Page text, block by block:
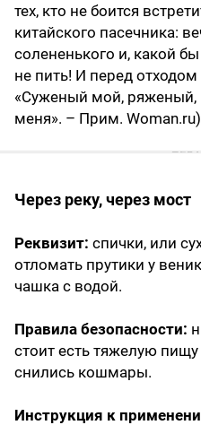
тех, кто не боится
китайского пасечника:
солененького и, какой
не пить! И перед отходом
«Суженый мой, ряженый,
меня». – Прим.
Через реку, через мост
Реквизит: спички, или
отломать прутики у
чашка с водой.
Правила безопасности:
стоит есть тяжелую
снились кошмары.
Инструкция к